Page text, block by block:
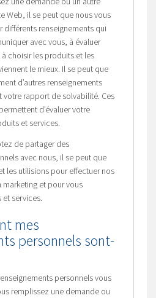
Web, il se peut que nous vous
renseignements qui
avec vous, à évaluer
choisir les produits et les
le mieux. Il se peut que
d’autres renseignements
rapport de solvabilité. Ces
d’évaluer votre
et services.
de partager des
avec nous, il se peut que
les utilisions pour effectuer nos
et pour vous
services.
mes
personnels sont-
personnels vous
remplissez une demande ou